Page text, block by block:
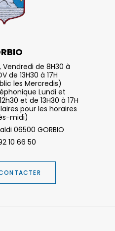
Vendredi de 8H30 à
de 13H30 à 17H
les Mercredis)
Lundi et
et de 13H30 à 17H
pour les horaires
midi)
06500 GORBIO
10 66 50